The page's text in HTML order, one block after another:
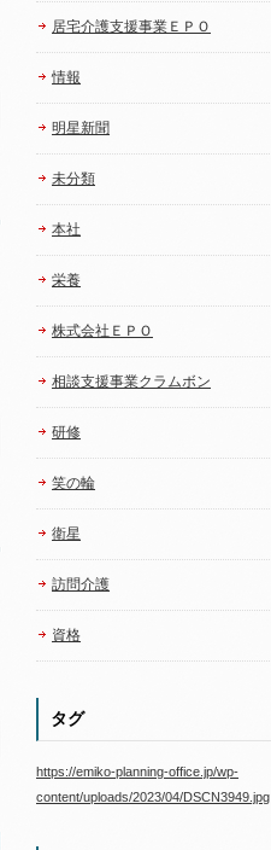
居宅介護支援事業ＥＰＯ
情報
明星新聞
未分類
本社
栄養
株式会社ＥＰＯ
相談支援事業クラムボン
研修
笑の輪
衛星
訪問介護
資格
タグ
https://emiko-planning-office.jp/wp-
content/uploads/2023/04/DSCN3949.jpg